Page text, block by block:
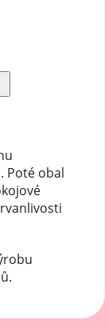
Poté obal